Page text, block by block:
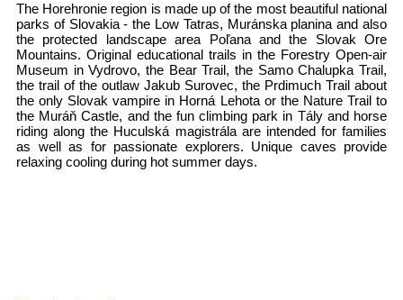
The Horehronie region is made up of the most beautiful national
parks of Slovakia - the Low Tatras, Muránska planina and also
the protected landscape area Poľana and the Slovak Ore
Mountains. Original educational trails in the Forestry Open-air
Museum in Vydrovo, the Bear Trail, the Samo Chalupka Trail,
the trail of the outlaw Jakub Surovec, the Prdimuch Trail about
the only Slovak vampire in Horná Lehota or the Nature Trail to
the Muráň Castle, and the fun climbing park in Tály and horse
riding along the Huculská magistrála are intended for families
as well as for passionate explorers. Unique caves provide
relaxing cooling during hot summer days.